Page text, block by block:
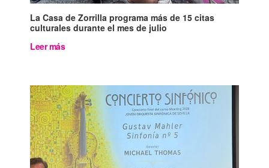
La Casa de Zorrilla programa más de 15 citas
culturales durante el mes de julio
Leer más